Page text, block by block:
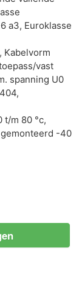
a3, Euroklasse
Kabelvorm
vast
spanning U0
t/m 80 °c,
-40